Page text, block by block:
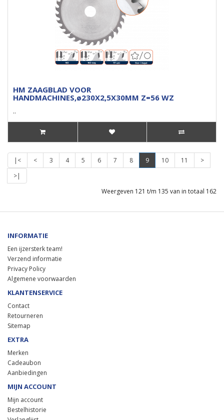
HM ZAAGBLAD VOOR
HANDMACHINES,ø230X2,5X30MM Z=56 WZ
..
|< < 3 4 5 6 7 8 9 10 11
>
>|
Weergeven 121 t/m 135 van in totaal 162
INFORMATIE
Een ijzersterk team!
Verzend informatie
Privacy Policy
Algemene voorwaarden
KLANTENSERVICE
Contact
Retourneren
Sitemap
EXTRA
Merken
Cadeaubon
Aanbiedingen
MIJN ACCOUNT
Mijn account
Bestelhistorie